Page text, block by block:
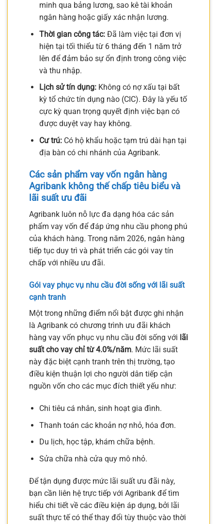
minh qua bảng lương, sao kê tài khoản
ngân hàng hoặc giấy xác nhận lương.
Thời gian công tác:Đã làm việc tại đơn vị
hiện tại tối thiểu từ 6 tháng đến 1 năm trở
lên để đảm bảo sự ổn định trong công việc
và thu nhập.
Lịch sử tín dụng:Không có nợ xấu tại bất
kỳ tổ chức tín dụng nào (CIC). Đây là yếu tố
cực kỳ quan trọng quyết định việc bạn có
được duyệt vay hay không.
Cư trú:Có hộ khẩu hoặc tạm trú dài hạn tại
địa bàn có chi nhánh của Agribank.
Các sản phẩm vay vốn ngân hàng
Agribank không thế chấp tiêu biểu và
lãi suất ưu đãi
Agribank luôn nỗ lực đa dạng hóa các sản
phẩm vay vốn để đáp ứng nhu cầu phong phú
của khách hàng. Trong năm 2026, ngân hàng
tiếp tục duy trì và phát triển các gói vay tín
chấp với nhiều ưu đãi.
Gói vay phục vụ nhu cầu đời sống với lãi suất
cạnh tranh
Một trong những điểm nổi bật được ghi nhận
là Agribank có chương trình ưu đãi khách
hàng vay vốn phục vụ nhu cầu đời sống với lãi
suất cho vay chỉ từ 4.0%/năm. Mức lãi suất
này đặc biệt cạnh tranh trên thị trường, tạo
điều kiện thuận lợi cho người dân tiếp cận
nguồn vốn cho các mục đích thiết yếu như:
Chi tiêu cá nhân, sinh hoạt gia đình.
Thanh toán các khoản nợ nhỏ, hóa đơn.
Du lịch, học tập, khám chữa bệnh.
Sửa chữa nhà cửa quy mô nhỏ.
Để tận dụng được mức lãi suất ưu đãi này,
bạn cần liên hệ trực tiếp với Agribank để tìm
hiểu chi tiết về các điều kiện áp dụng, bởi lãi
suất thực tế có thể thay đổi tùy thuộc vào thời